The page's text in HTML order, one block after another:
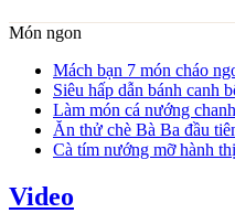
Món ngon
Mách bạn 7 món cháo
Siêu hấp dẫn bánh canh
Làm món cá nướng
Ăn thử chè Bà Ba đầu
Cà tím nướng mỡ hành
Video